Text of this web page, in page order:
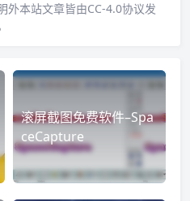
外本站文章皆由CC-4.0协议发
滚屏截图免费软件–Spa
ceCapture